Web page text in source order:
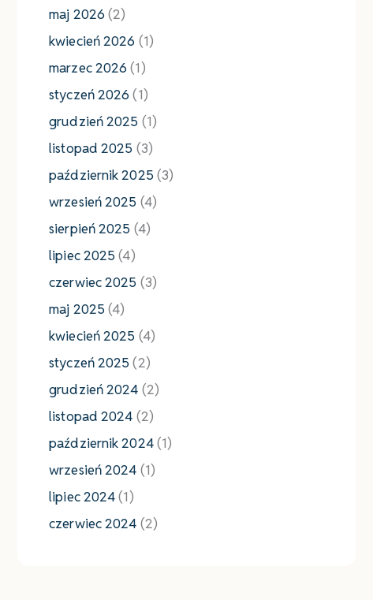
maj 2026 (2)
kwiecień 2026 (1)
marzec 2026 (1)
styczeń 2026 (1)
grudzień 2025 (1)
listopad 2025 (3)
październik 2025 (3)
wrzesień 2025 (4)
sierpień 2025 (4)
lipiec 2025 (4)
czerwiec 2025 (3)
maj 2025 (4)
kwiecień 2025 (4)
styczeń 2025 (2)
grudzień 2024 (2)
listopad 2024 (2)
październik 2024(1)
wrzesień 2024 (1)
lipiec 2024(1)
czerwiec 2024 (2)